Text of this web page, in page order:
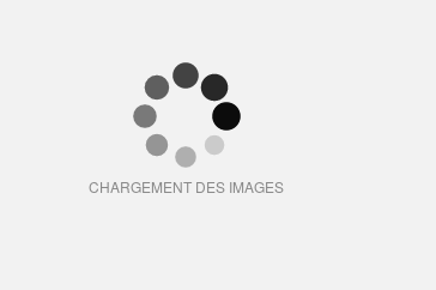
CHARGEMENT DES IMAGES